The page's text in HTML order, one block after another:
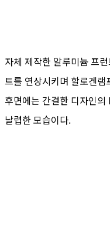
자체 제작한 알루미늄 프
트를 연상시키며 할로겐
후면에는 간결한 디자인
날렵한 모습이다.